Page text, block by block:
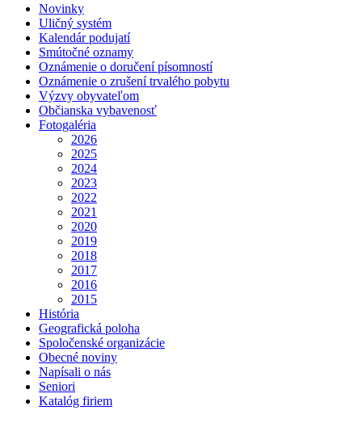
Novinky
Uličný systém
Kalendár podujatí
Smútočné oznamy
Oznámenie o doručení písomností
Oznámenie o zrušení trvalého pobytu
Výzvy obyvateľom
Občianska vybavenosť
Fotogaléria
2026
2025
2024
2023
2022
2021
2020
2019
2018
2017
2016
2015
História
Geografická poloha
Spoločenské organizácie
Obecné noviny
Napísali o nás
Seniori
Katalóg firiem